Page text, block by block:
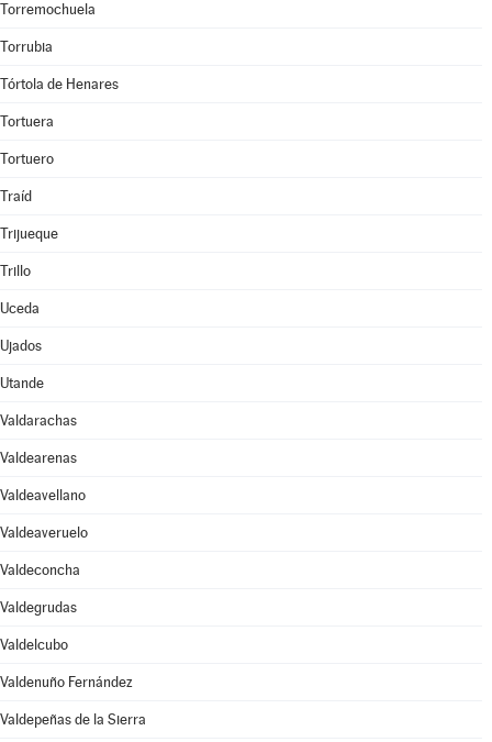
Torremochuela
Torrubia
Tórtola de Henares
Tortuera
Tortuero
Traíd
Trijueque
Trillo
Uceda
Ujados
Utande
Valdarachas
Valdearenas
Valdeavellano
Valdeaveruelo
Valdeconcha
Valdegrudas
Valdelcubo
Valdenuño Fernández
Valdepeñas de la Sierra